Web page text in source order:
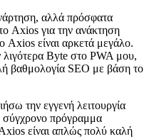
αλλά πρόσφατα
Axios για την ανάκτηση
Byte στο PWA μου,
βαθμολογία SEO με βάση το